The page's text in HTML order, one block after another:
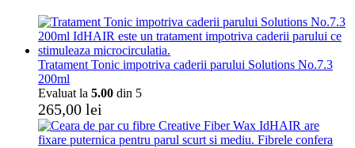
Tratament Tonic impotriva caderii parului Solutions No.7.3
200ml
Evaluat la 5.00 din 5
265,00 lei